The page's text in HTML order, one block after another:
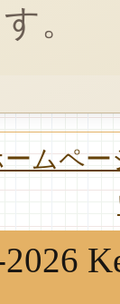
。
ムペ